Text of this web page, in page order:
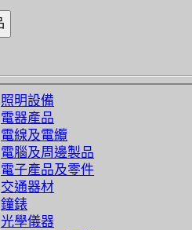
照明設備
電器產品
電線及電纜
電腦及周邊製品
電子產品及零件
交通器材
鐘錶
光學儀器